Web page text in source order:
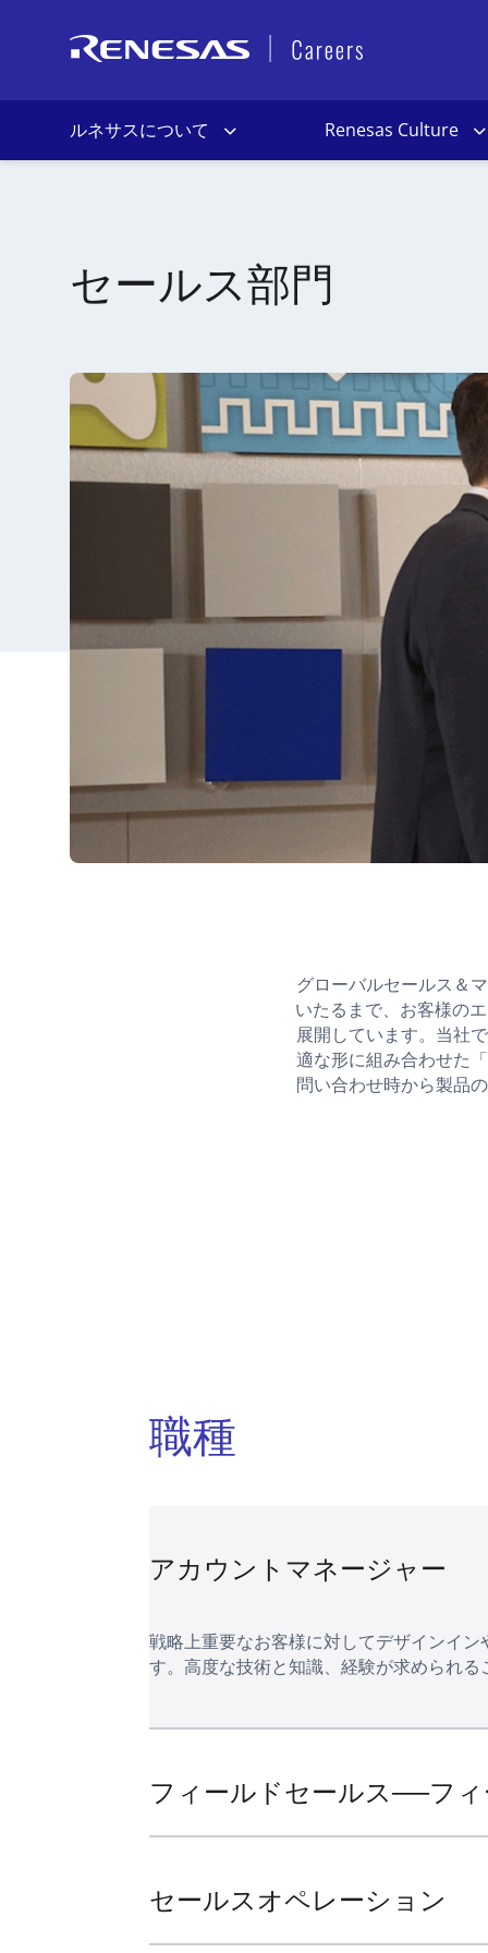
ルネサスについて Renesas Culture
セールス部門
グローバルセールス＆
いたるまで、お客様の
展開しています。当社
適な形に組み合わせた
問い合わせ時から製品
職種
アカウントマネージャー
戦略上重要なお客様に対してデザインイ
す。高度な技術と知識、経験が求められ
フィールドセールス──フ
セールスオペレーション